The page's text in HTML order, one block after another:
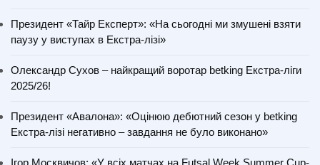
Президент «Тайр Експерт»: «На сьогодні ми змушені взяти
паузу у виступах в Екстра-лізі»
Олександр Сухов – найкращий воротар betking Екстра-ліги
2025/26!
Президент «Авалона»: «Оцінюю дебютний сезон у betking
Екстра-лізі негативно – завдання не було виконано»
Ігор Москвичов: «У всіх матчах на Futsal Week Summer Cup-